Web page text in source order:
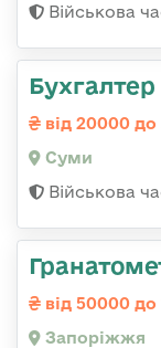
Військова
Бухгалтер
від 20000
Суми
Військова
від 50000
Запоріжжя